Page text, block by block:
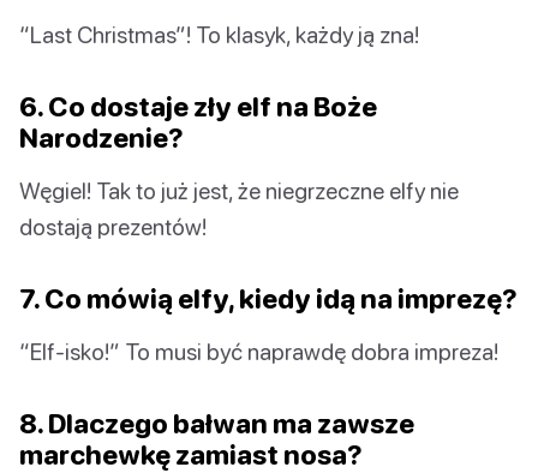
“Last Christmas”! To klasyk, każdy ją zna!
6. Co dostaje zły elf na Boże
Narodzenie?
Węgiel! Tak to już jest, że niegrzeczne elfy nie
dostają prezentów!
7. Co mówią elfy, kiedy idą na imprezę?
“Elf-isko!” To musi być naprawdę dobra impreza!
8. Dlaczego bałwan ma zawsze
marchewkę zamiast nosa?